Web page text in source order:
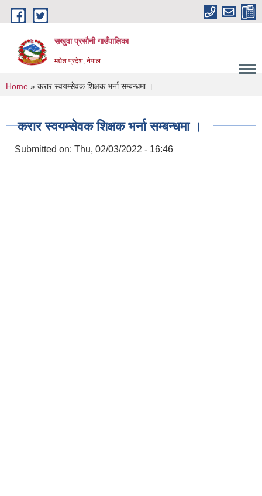
Skip to main content
सखुवा प्रसौनी गाउँपालिका
मधेश प्रदेश, नेपाल
You are here
Home » करार स्वयम्सेवक शिक्षक भर्ना सम्बन्धमा ।
करार स्वयम्सेवक शिक्षक भर्ना सम्बन्धमा ।
Submitted on: Thu, 02/03/2022 - 16:46